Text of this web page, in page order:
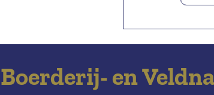
CCO
Boerderij- en